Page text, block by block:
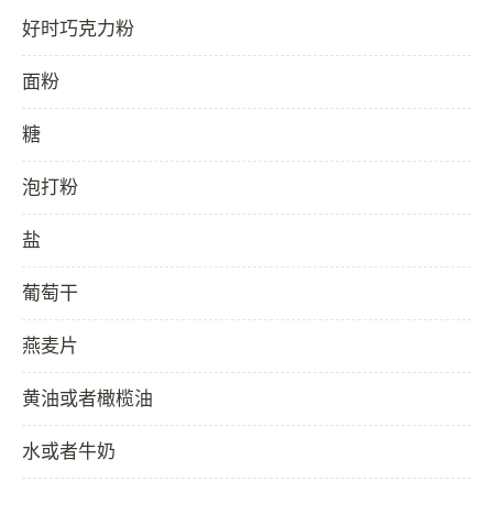
好时巧克力粉
面粉
糖
泡打粉
盐
葡萄干
燕麦片
黄油或者橄榄油
水或者牛奶